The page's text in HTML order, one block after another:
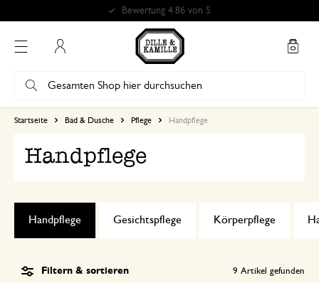
Bewertung 4.86 von 5
Startseite Bad & Dusche Pflege Handpflege
Handpflege
Gesichtspflege Körperpflege
Handpflege
Filtern & sortieren 9 Artikel gefunden